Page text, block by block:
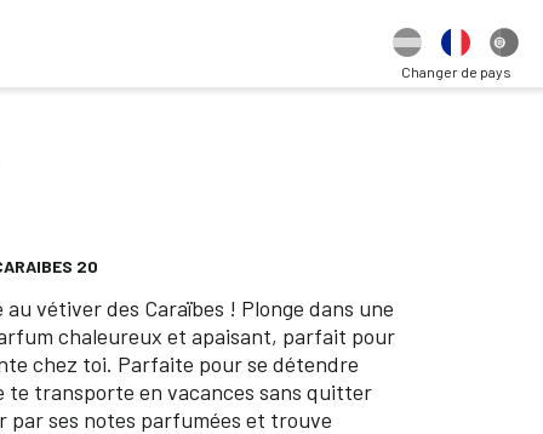
Changer de pays
20
vétiver des Caraïbes ! Plonge dans une
chaleureux et apaisant, parfait pour
chez toi. Parfaite pour se détendre
te transporte en vacances sans quitter
ses notes parfumées et trouve